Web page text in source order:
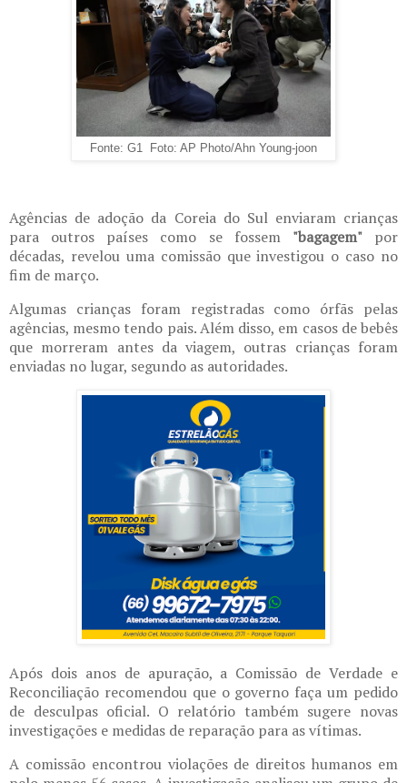
Fonte: G1 Foto: AP Photo/Ahn Young-joon
Agências de adoção da Coreia do Sul enviaram crianças
para outros países como se fossem "bagagem"por
décadas, revelou uma comissão que investigou o caso no
fim de março.
Algumas crianças foram registradas como órfãs pelas
agências, mesmo tendo pais. Além disso, em casos de bebês
que morreram antes da viagem, outras crianças foram
enviadas no lugar, segundo as autoridades.
Após dois anos de apuração, a Comissão de Verdade e
Reconciliação recomendou que o governo faça um pedido
de desculpas oficial. O relatório também sugere novas
investigações e medidas de reparação para as vítimas.
A comissão encontrou violações de direitos humanos em